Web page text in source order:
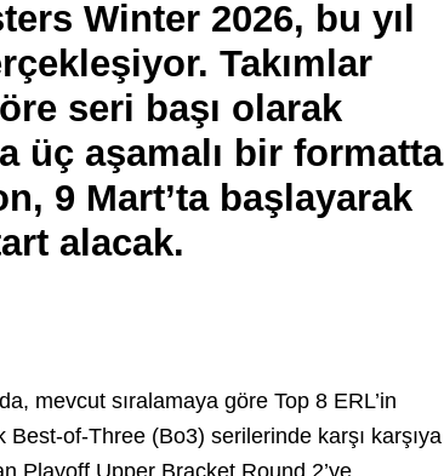
Winter 2026, bu yıl
Takımlar
seri başı olarak
üç aşamalı bir formatta
9 Mart’ta başlayarak
alacak.
mevcut sıralamaya göre Top 8 ERL’in
Best-of-Three (Bo3) serilerinde karşı karşıya